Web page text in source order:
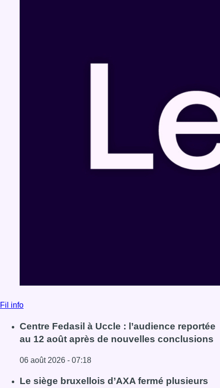
Fil info
Centre Fedasil à Uccle : l’audience reportée
au 12 août après de nouvelles conclusions
06 août 2026 - 07:18
Lire l'article Centre Fedasil à Uccle : l’audience
Le siège bruxellois d’AXA fermé plusieurs